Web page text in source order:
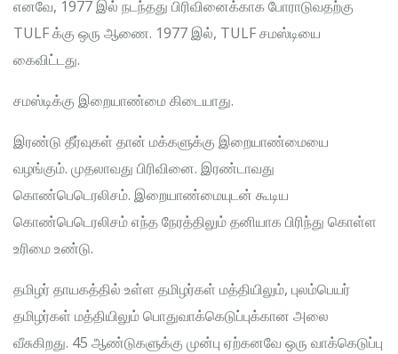
எனவே, 1977 இல் நடந்தது பிரிவினைக்காக போராடுவதற்கு
TULF க்கு ஒரு ஆணை. 1977 இல், TULF சமஸ்டியை
கைவிட்டது.
சமஸ்டிக்கு இறையாண்மை கிடையாது.
இரண்டு தீர்வுகள் தான் மக்களுக்கு இறையாண்மையை
வழங்கும். முதலாவது பிரிவினை. இரண்டாவது
கொண்பெடெரலிசம். இறையாண்மையுடன் கூடிய
கொண்பெடெரலிசம் எந்த நேரத்திலும் தனியாக பிரிந்து கொள்ள
உரிமை உண்டு.
தமிழர் தாயகத்தில் உள்ள தமிழர்கள் மத்தியிலும், புலம்பெயர்
தமிழர்கள் மத்தியிலும் பொதுவாக்கெடுப்புக்கான அலை
வீசுகிறது. 45 ஆண்டுகளுக்கு முன்பு ஏற்கனவே ஒரு வாக்கெடுப்பு